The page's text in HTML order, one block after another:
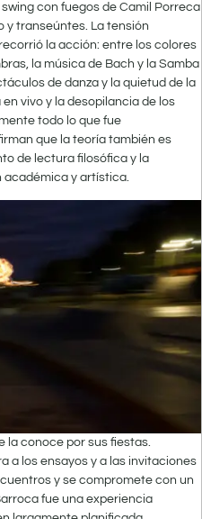
con fuegos de Camil Porreca
y transeúntes. La tensión
la acción: entre los colores
la música de Bach y la Samba
de danza y la quietud de la
vivo y la desopilancia de los
todo lo que fue
que la teoría también es
de lectura filosófica y la
académica y artística.
la conoce por sus fiestas.
a los ensayos y a las invitaciones
y se compromete con un
fue una experiencia